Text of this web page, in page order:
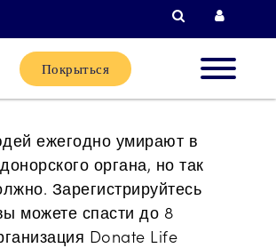
Поиск
Покрыться
клиенты
ежегодно умирают в
органа, но так
Зарегистрируйтесь
можете спасти до 8
Donate Life